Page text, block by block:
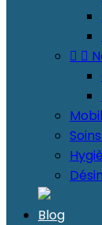
 
Blog